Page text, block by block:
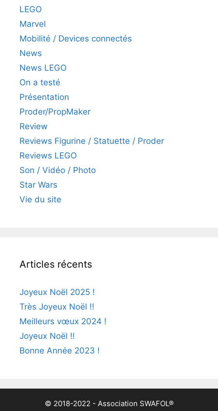
LEGO
Marvel
Mobilité / Devices connectés
News
News LEGO
On a testé
Présentation
Proder/PropMaker
Review
Reviews Figurine / Statuette / Proder
Reviews LEGO
Son / Vidéo / Photo
Star Wars
Vie du site
Articles récents
Joyeux Noël 2025 !
Très Joyeux Noël !!
Meilleurs vœux 2024 !
Joyeux Noël !!
Bonne Année 2023 !
© 2018-2022 - Association SWAFOL®